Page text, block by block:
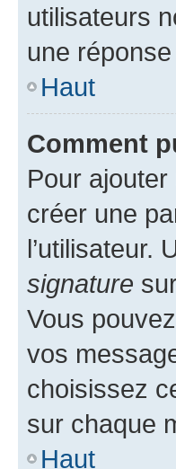
utilisateurs
une
Haut
Comment
Pour
créer une
l’utilisateur.
signature
Vous
vos
choisissez
sur chaque
Haut